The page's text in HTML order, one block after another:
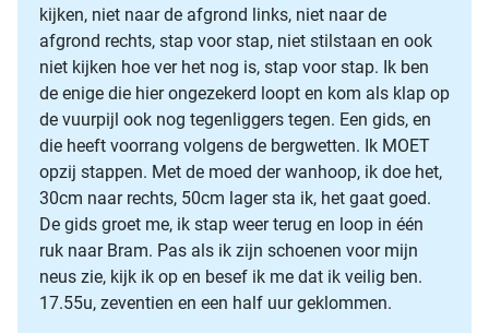
kijken, niet naar de afgrond links, niet naar de
afgrond rechts, stap voor stap, niet stilstaan en ook
niet kijken hoe ver het nog is, stap voor stap. Ik ben
de enige die hier ongezekerd loopt en kom als klap op
de vuurpijl ook nog tegenliggers tegen. Een gids, en
die heeft voorrang volgens de bergwetten. Ik MOET
opzij stappen. Met de moed der wanhoop, ik doe het,
30cm naar rechts, 50cm lager sta ik, het gaat goed.
De gids groet me, ik stap weer terug en loop in één
ruk naar Bram. Pas als ik zijn schoenen voor mijn
neus zie, kijk ik op en besef ik me dat ik veilig ben.
17.55u, zeventien en een half uur geklommen.